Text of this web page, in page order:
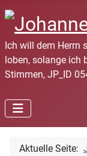
Ich will dem Herrn
loben, solange ich
Stimmen, JP_ID
Aktuelle Seite: